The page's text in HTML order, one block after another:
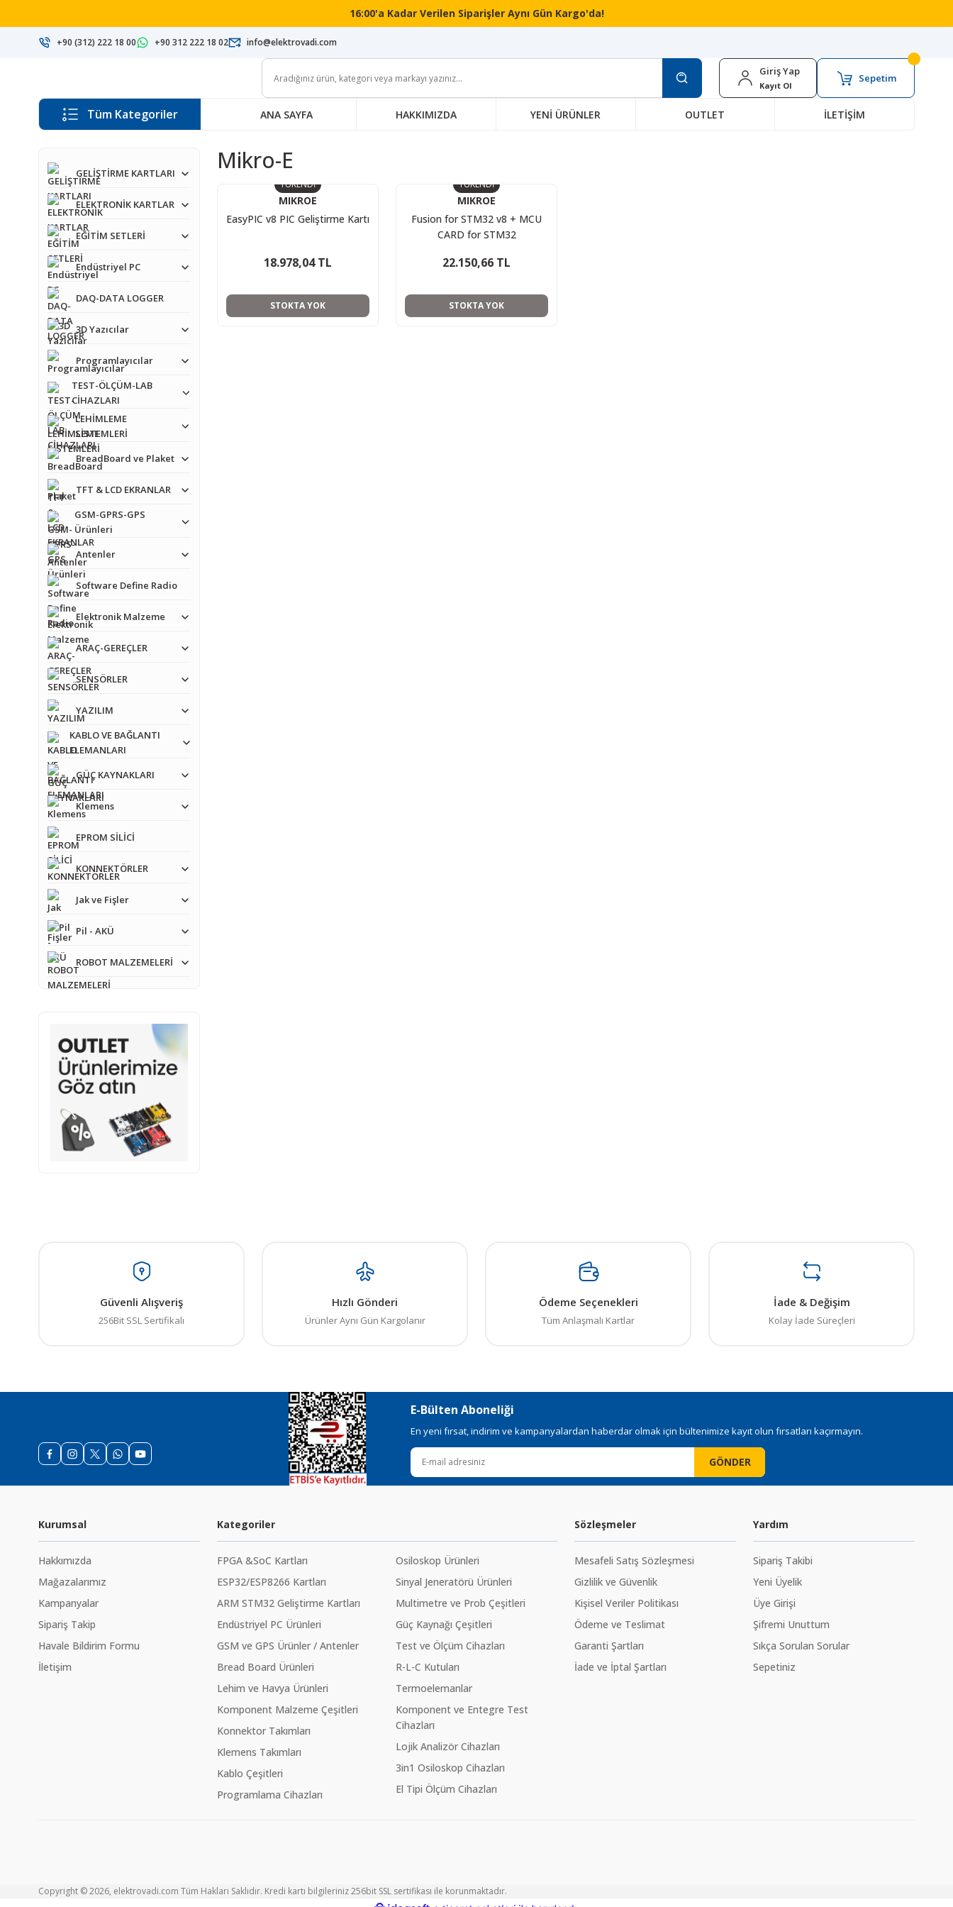
16:00'a Kadar Verilen Siparişler Aynı Gün Kargo'da!
+90 (312) 222 18 00 +90 312 222 18 02 info@elektrovadi.com
Giriş Yap
Kayıt Ol
Sepetim
Tüm Kategoriler ANA SAYFA HAKKIMIZDA YENİ ÜRÜNLER OUTLET İLETİŞİM
GELİŞTİRME KARTLARI
ELEKTRONİK KARTLAR
EĞİTİM SETLERİ
Endüstriyel PC
DAQ-DATA LOGGER
3D Yazıcılar
Programlayıcılar
TEST-ÖLÇÜM-LAB
CİHAZLARI
LEHİMLEME
SİSTEMLERİ
BreadBoard ve Plaket
TFT & LCD EKRANLAR
GSM-GPRS-GPS
Ürünleri
Antenler
Software Define Radio
Elektronik Malzeme
ARAÇ-GEREÇLER
SENSÖRLER
YAZILIM
KABLO VE BAĞLANTI
ELEMANLARI
GÜÇ KAYNAKLARI
Klemens
EPROM SİLİCİ
KONNEKTÖRLER
Jak ve Fişler
Pil - AKÜ
ROBOT MALZEMELERİ
Mikro-E
TÜKENDİ
MIKROE
EasyPIC v8 PIC Geliştirme Kartı
18.978,04 TL
STOKTA YOK
TÜKENDİ
MIKROE
Fusion for STM32 v8 + MCU
CARD for STM32
22.150,66 TL
STOKTA YOK
Güvenli Alışveriş
256Bit SSL Sertifikalı
Hızlı Gönderi
Ürünler Aynı Gün Kargolanır
Ödeme Seçenekleri
Tüm Anlaşmalı Kartlar
İade & Değişim
Kolay İade Süreçleri
E-Bülten Aboneliği
En yeni fırsat, indirim ve kampanyalardan haberdar olmak için bültenimize kayıt olun fırsatları kaçırmayın.
GÖNDER
Kurumsal
Hakkımızda
Mağazalarımız
Kampanyalar
Sipariş Takip
Havale Bildirim Formu
İletişim
Kategoriler
FPGA &SoC Kartları
ESP32/ESP8266 Kartları
ARM STM32 Geliştirme Kartları
Endüstriyel PC Ürünleri
GSM ve GPS Ürünler / Antenler
Bread Board Ürünleri
Lehim ve Havya Ürünleri
Komponent Malzeme Çeşitleri
Konnektor Takımları
Klemens Takımları
Kablo Çeşitleri
Programlama Cihazları
Osiloskop Ürünleri
Sinyal Jeneratörü Ürünleri
Multimetre ve Prob Çeşitleri
Güç Kaynağı Çeşitleri
Test ve Ölçüm Cihazları
R-L-C Kutuları
Termoelemanlar
Komponent ve Entegre Test
Cihazları
Lojik Analizör Cihazları
3in1 Osiloskop Cihazları
El Tipi Ölçüm Cihazları
Sözleşmeler
Mesafeli Satış Sözleşmesi
Gizlilik ve Güvenlik
Kişisel Veriler Politikası
Ödeme ve Teslimat
Garanti Şartları
İade ve İptal Şartları
Yardım
Sipariş Takibi
Yeni Üyelik
Üye Girişi
Şifremi Unuttum
Sıkça Sorulan Sorular
Sepetiniz
Copyright © 2026, elektrovadi.com Tüm Hakları Saklıdır. Kredi kartı bilgileriniz 256bit SSL sertifikası ile korunmaktadır.